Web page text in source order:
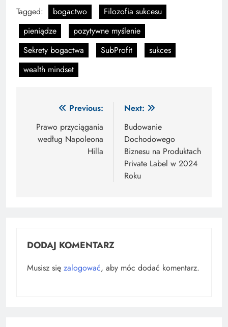
Tagged: bogactwo
Filozofia sukcesu
pieniądze
pozytywne myślenie
Sekrety bogactwa
SubProfit
sukces
wealth mindset
Nawigacja
wpisu
Previous:
Prawo przyciągania
według Napoleona
Hilla
Next:
Budowanie
Dochodowego
Biznesu na Produktach
Private Label w 2024
Roku
DODAJ KOMENTARZ
Musisz się zalogować, aby móc dodać komentarz.